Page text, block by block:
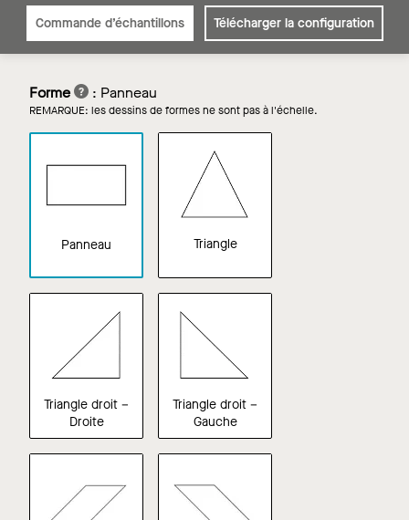
Commande d’échantillons Télécharger la configuration
Forme : Panneau
REMARQUE: les dessins de formes ne sont pas à l'échelle.
Panneau Triangle
Triangle droit –
Droite
Triangle droit –
Gauche